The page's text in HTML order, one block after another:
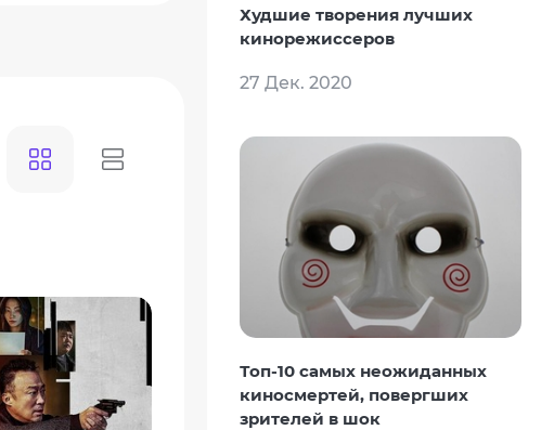
Худшие творения лучших
кинорежиссеров
27 Дек. 2020
Топ-10 самых неожиданных
киносмертей, повергших
зрителей в шок